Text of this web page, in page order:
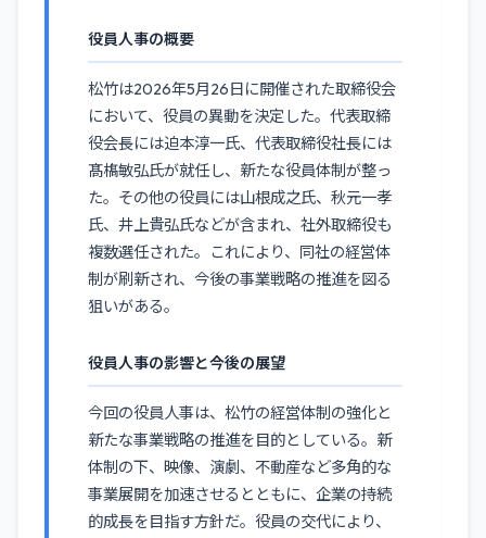
役員人事の概要
松竹は2026年5月26日に開催された取締役会
において、役員の異動を決定した。代表取締
役会長には迫本淳一氏、代表取締役社長には
髙𣘺敏弘氏が就任し、新たな役員体制が整っ
た。その他の役員には山根成之氏、秋元一孝
氏、井上貴弘氏などが含まれ、社外取締役も
複数選任された。これにより、同社の経営体
制が刷新され、今後の事業戦略の推進を図る
狙いがある。
役員人事の影響と今後の展望
今回の役員人事は、松竹の経営体制の強化と
新たな事業戦略の推進を目的としている。新
体制の下、映像、演劇、不動産など多角的な
事業展開を加速させるとともに、企業の持続
的成長を目指す方針だ。役員の交代により、